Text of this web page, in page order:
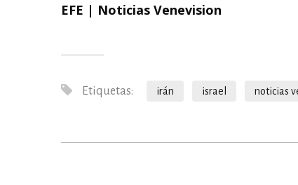
EFE | Noticias Venevision
Etiquetas: irán israel noticias